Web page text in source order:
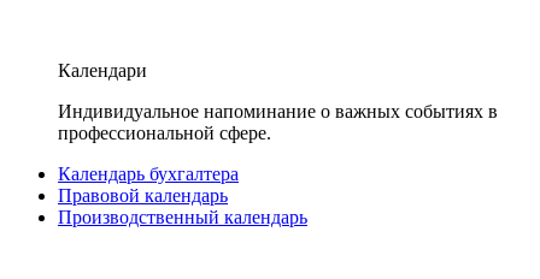
Календари
Индивидуальное напоминание о важных событиях в
профессиональной сфере.
Календарь бухгалтера
Правовой календарь
Производственный календарь